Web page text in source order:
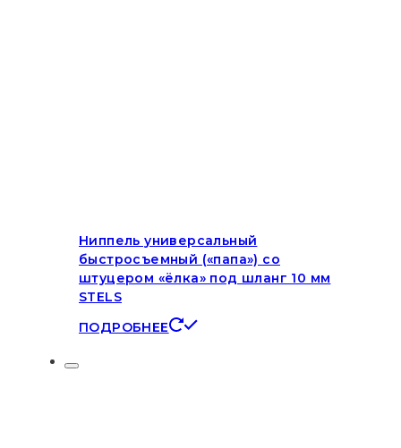
Ниппель универсальный
быстросъемный («папа») со
штуцером «ёлка» под шланг 10 мм
STELS
ПОДРОБНЕЕ